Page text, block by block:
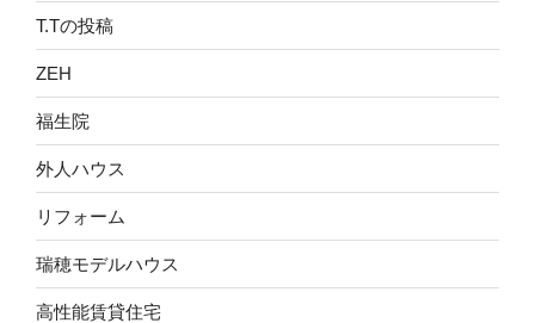
T.Tの投稿
ZEH
福生院
外人ハウス
リフォーム
瑞穂モデルハウス
高性能賃貸住宅